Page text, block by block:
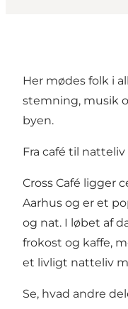
Her mødes folk i
stemning, musik
byen.
Fra café til natteliv
Cross Café ligger
Aarhus og er et
og nat. I løbet af
frokost og kaffe,
et livligt natteliv
Se, hvad andre